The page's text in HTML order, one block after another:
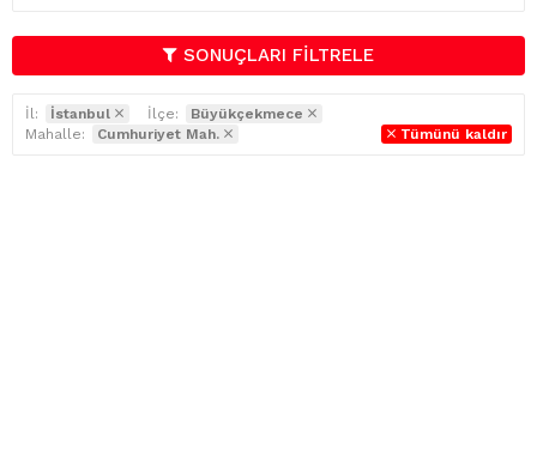
SONUÇLARI FİLTRELE
İl: İstanbul İlçe:
Büyükçekmece
Mahalle:
Cumhuriyet Mah. Tümünü kaldır